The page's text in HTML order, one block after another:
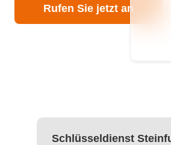
Rufen Sie jetzt an
Schlüsseldienst